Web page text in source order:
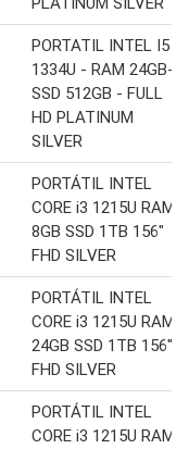
PORTATIL INTEL I5
1334U - RAM 24GB-
SSD 512GB - FULL
HD PLATINUM
SILVER
PORTÁTIL INTEL
CORE i3 1215U RAM
8GB SSD 1TB 156″
FHD SILVER
PORTÁTIL INTEL
CORE i3 1215U RAM
24GB SSD 1TB 156″
FHD SILVER
PORTÁTIL INTEL
CORE i3 1215U RAM